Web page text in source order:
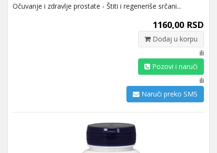
Očuvanje i zdravlje prostate - Štiti i regeneriše srčani...
1160,00 RSD
Dodaj u korpu
ili
Pozovi i naruči
ili
Naruči preko SMS